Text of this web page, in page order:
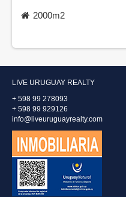
2000m2
LIVE URUGUAY REALTY
+ 598 99 278093
+ 598 99 929126
info@liveuruguayrealty.com